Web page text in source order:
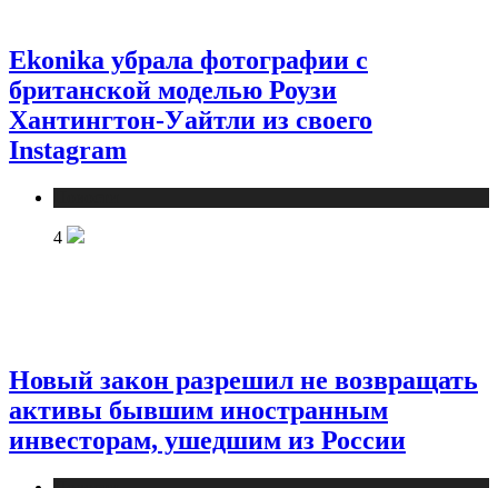
Ekonika убрала фотографии с
британской моделью Роузи
Хантингтон-Уайтли из своего
Instagram
4
Новый закон разрешил не возвращать
активы бывшим иностранным
инвесторам, ушедшим из России